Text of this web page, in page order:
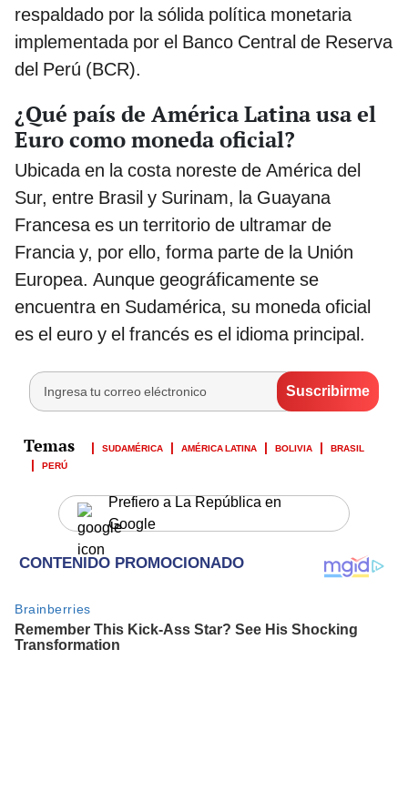
respaldado por la sólida política monetaria
implementada por el Banco Central de Reserva
del Perú (BCR).
¿Qué país de América Latina usa el
Euro como moneda oficial?
Ubicada en la costa noreste de América del
Sur, entre Brasil y Surinam, la Guayana
Francesa es un territorio de ultramar de
Francia y, por ello, forma parte de la Unión
Europea. Aunque geográficamente se
encuentra en Sudamérica, su moneda oficial
es el euro y el francés es el idioma principal.
SUDAMÉRICA AMÉRICA LATINA BOLIVIA
BRASIL
PERÚ
Prefiero a La República en
Google